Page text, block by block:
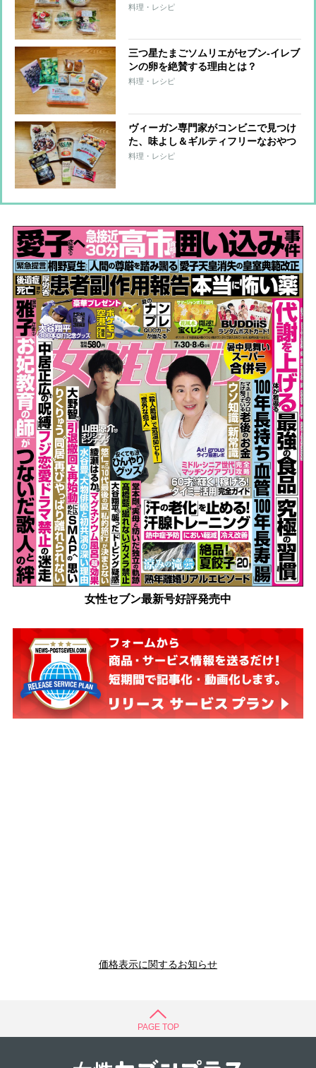
料理・レシピ
三つ星たまごソムリエがセブン-イレブ
ンの卵を絶賛する理由とは？
料理・レシピ
ヴィーガン専門家がコンビニで見つけ
た、味よし＆ギルティフリーなおやつ
6品
料理・レシピ
女性セブン最新号好評発売中
価格表示に関するお知らせ
PAGE TOP